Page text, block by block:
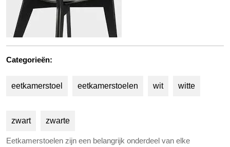
Categorieën:
eetkamerstoel eetkamerstoelen wit witte
zwart zwarte
Eetkamerstoelen zijn een belangrijk onderdeel van elke